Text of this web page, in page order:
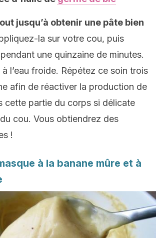
jusqu’à obtenir une pâte bien
la sur votre cou, puis
une quinzaine de minutes.
l’eau froide. Répétez ce soin trois
afin de réactiver la production de
cette partie du corps si délicate
cou. Vous obtiendrez des
!
à la banane mûre et à